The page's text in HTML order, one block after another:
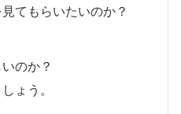
てもらいたいのか？
のか？
ょう。